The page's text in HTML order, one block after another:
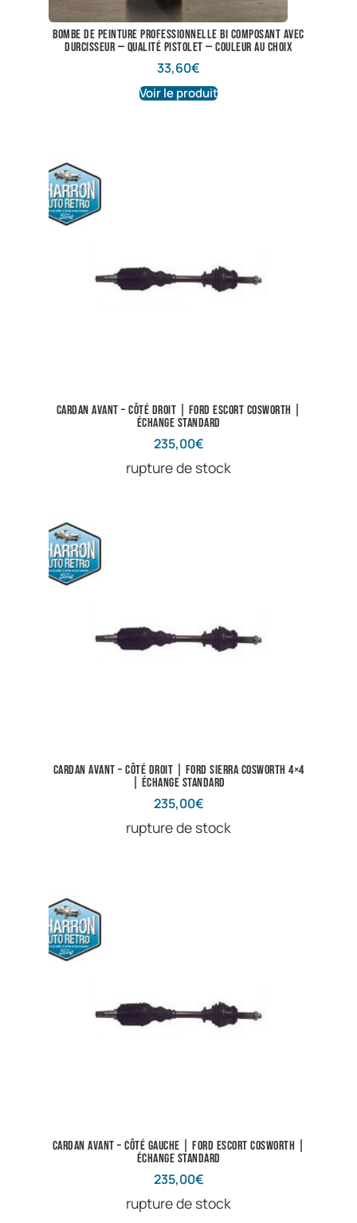
Bombe de peinture professionnelle bi composant avec
durcisseur — qualité pistolet — couleur au choix
33,60€
Voir le produit
Cardan avant – côté droit | Ford Escort Cosworth |
Échange standard
235,00€
rupture de stock
Cardan avant – côté droit | Ford Sierra Cosworth 4×4
| Échange standard
235,00€
rupture de stock
Cardan avant – côté gauche | Ford Escort Cosworth |
Échange standard
235,00€
rupture de stock